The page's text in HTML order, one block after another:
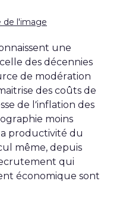
de l'image
une
des décennies
de modération
des coûts de
de l’inflation des
moins
productivité du
même, depuis
qui
économique sont